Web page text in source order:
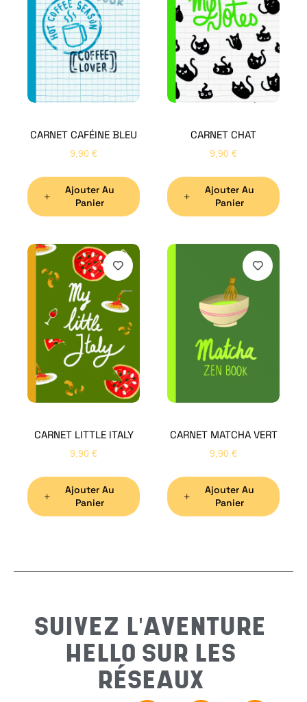
CARNET CAFÉINE BLEU
9,90 €
Ajouter Au
Panier
CARNET CHAT
9,90 €
Ajouter Au
Panier
CARNET LITTLE ITALY
9,90 €
Ajouter Au
Panier
CARNET MATCHA VERT
9,90 €
Ajouter Au
Panier
SUIVEZ L'AVENTURE
HELLO SUR LES
RÉSEAUX